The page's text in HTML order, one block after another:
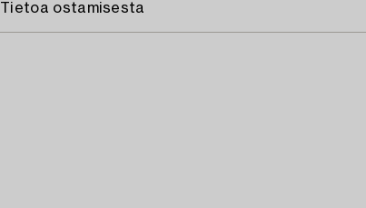
Tietoa ostamisesta